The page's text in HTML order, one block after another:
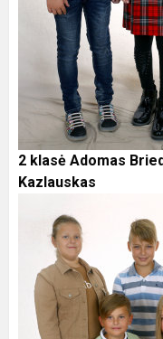
2 klasė Adomas
Kazlauskas